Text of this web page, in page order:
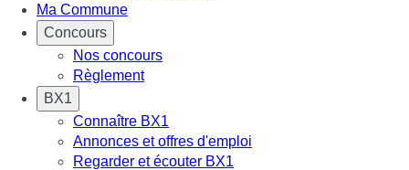
Ma Commune
Concours
Nos concours
Règlement
BX1
Connaître BX1
Annonces et offres d'emploi
Regarder et écouter BX1